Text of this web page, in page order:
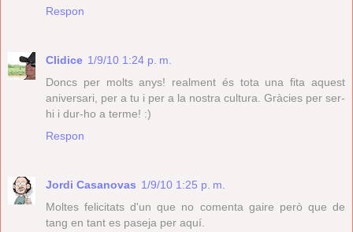
Respon
Clidice 1/9/10 1:24 p. m.
Doncs per molts anys! realment és tota una fita aquest
aniversari, per a tu i per a la nostra cultura. Gràcies per ser-
hi i dur-ho a terme! :)
Respon
Jordi Casanovas 1/9/10 1:25 p. m.
Moltes felicitats d'un que no comenta gaire però que de
tang en tant es paseja per aquí.